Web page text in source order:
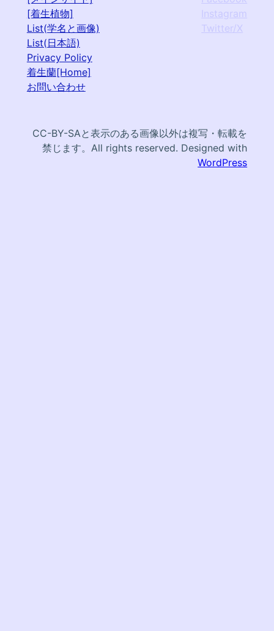
[着生植物]
List(学名と画像)
List(日本語)
Privacy Policy
着生蘭[Home]
お問い合わせ
Instagram
Twitter/X
CC-BY-SAと表示のある画像以外は複写・転載を
禁じます。All rights reserved. Designed with
WordPress